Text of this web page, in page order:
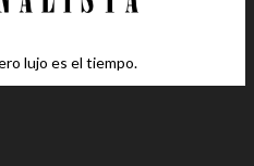
lujo es el tiempo.